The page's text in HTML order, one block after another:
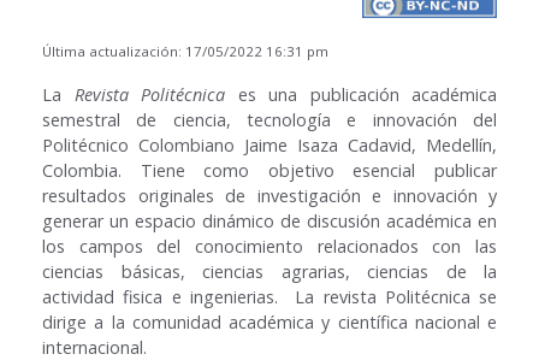
Última actualización: 17/05/2022 16:31 pm
La Revista Politécnica es una publicación académica
semestral de ciencia, tecnología e innovación del
Politécnico Colombiano Jaime Isaza Cadavid, Medellín,
Colombia. Tiene como objetivo esencial publicar
resultados originales de investigación e innovación y
generar un espacio dinámico de discusión académica en
los campos del conocimiento relacionados con las
ciencias básicas, ciencias agrarias, ciencias de la
actividad fisica e ingenierias. La revista Politécnica se
dirige a la comunidad académica y científica nacional e
internacional.